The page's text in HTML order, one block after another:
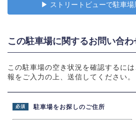
▶︎ ストリートビューで駐車場
この駐車場に関するお問い合わ
この駐車場の空き状況を確認するに
報をご入力の上、送信してください。
駐車場をお探しのご住所
必須